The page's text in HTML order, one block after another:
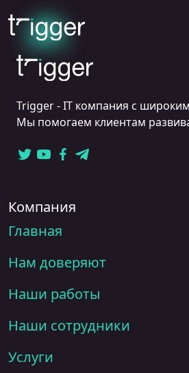
Trigger - IT компания с широким
Мы помогаем клиентам
Компания
Главная
Нам доверяют
Наши работы
Наши сотрудники
Услуги